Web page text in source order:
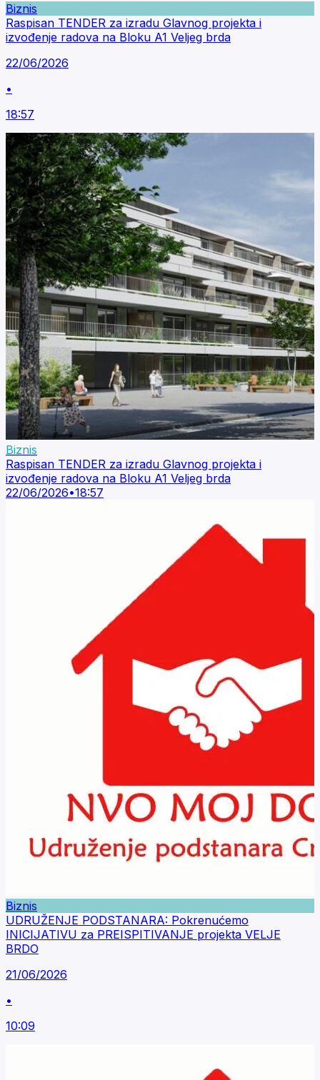
Biznis
Raspisan TENDER za izradu Glavnog projekta i
izvođenje radova na Bloku A1 Veljeg brda
22/06/2026
•
18:57
Biznis
Raspisan TENDER za izradu Glavnog projekta i
izvođenje radova na Bloku A1 Veljeg brda
22/06/2026•18:57
Biznis
UDRUŽENJE PODSTANARA: Pokrenućemo
INICIJATIVU za PREISPITIVANJE projekta VELJE
BRDO
21/06/2026
•
10:09